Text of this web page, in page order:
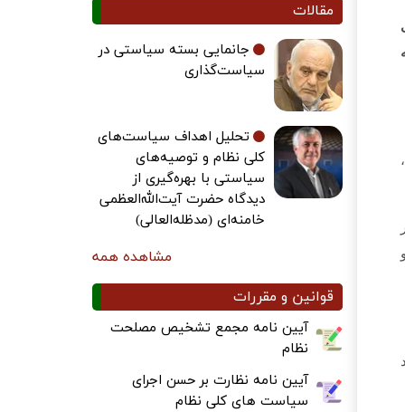
مقالات
جانمایی بسته سیاستی در
سیاست‌گذاری
تحلیل اهداف سیاست‌های
کلی نظام و توصیه‌های
سیاستی با بهره‌گیری از
دیدگاه حضرت آیت‌الله‌العظمی
خامنه‌ای (مدظله‌العالی)
مشاهده همه
قوانین و مقررات
آیین نامه مجمع تشخیص مصلحت
نظام
آیین نامه نظارت بر حسن اجرای
سیاست های کلی نظام